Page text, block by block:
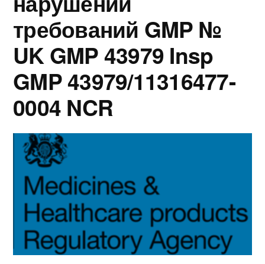
требований GMP №
UK GMP 43979 Insp
GMP 43979/11316477-
0004 NCR